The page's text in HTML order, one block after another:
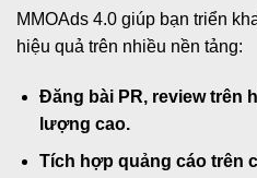
MMOAds 4.0 giúp bạn triển
hiệu quả trên nhiều nền tảng:
Đăng bài PR, review trên
lượng cao.
Tích hợp quảng cáo trên